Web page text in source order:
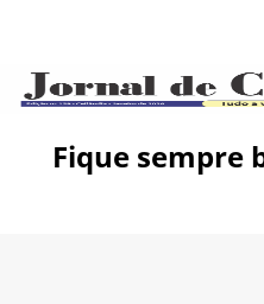
Fique sempre